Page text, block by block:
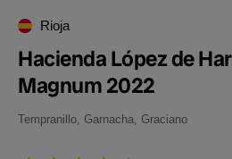
Rioja
Hacienda López de
Magnum 2022
Tempranillo, Garnacha, Graciano